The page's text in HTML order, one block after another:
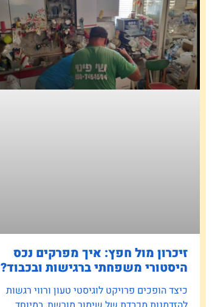
זיכרון מול חפץ: איך מפרקים נכס
היסטורי משפחתי ברגישות ובכבוד?
כיצד הופכים פרויקט לוגיסטי טעון ורווי רגשות